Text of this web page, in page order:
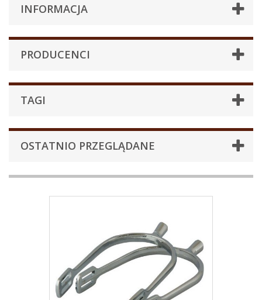
INFORMACJA
PRODUCENCI
TAGI
OSTATNIO PRZEGLĄDANE